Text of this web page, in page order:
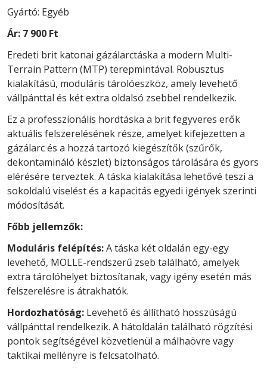
Gyártó: Egyéb
Ár: 7 900 Ft
Eredeti brit katonai gázálarctáska a modern Multi-
Terrain Pattern (MTP) terepmintával. Robusztus
kialakítású, moduláris tárolóeszköz, amely levehető
vállpánttal és két extra oldalsó zsebbel rendelkezik.
Ez a professzionális hordtáska a brit fegyveres erők
aktuális felszerelésének része, amelyet kifejezetten a
gázálarc és a hozzá tartozó kiegészítők (szűrők,
dekontamináló készlet) biztonságos tárolására és gyors
elérésére terveztek. A táska kialakítása lehetővé teszi a
sokoldalú viselést és a kapacitás egyedi igények szerinti
módosítását.
Főbb jellemzők:
Moduláris felépítés:A táska két oldalán egy-egy
levehető, MOLLE-rendszerű zseb található, amelyek
extra tárolóhelyet biztosítanak, vagy igény esetén más
felszerelésre is átrakhatók.
Hordozhatóság: Levehető és állítható hosszúságú
vállpánttal rendelkezik. A hátoldalán található rögzítési
pontok segítségével közvetlenül a málhaövre vagy
taktikai mellényre is felcsatolható.